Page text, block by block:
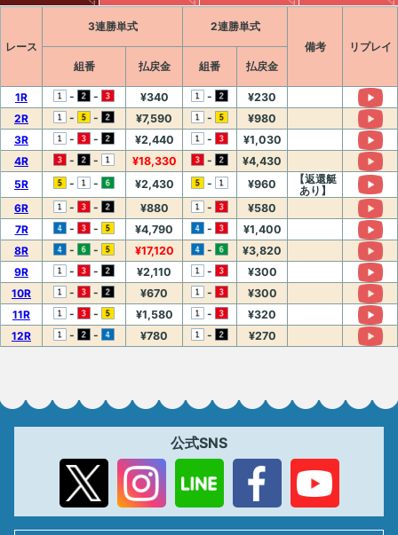
レース
3連勝単式
2連勝単式
備考
リプレイ
組番
払戻金 組番 払戻金
1R - - ¥340 -
¥230
2R
- - ¥7,590 -
¥980
3R
- - ¥2,440 -
¥1,030
4R
- - ¥18,330 -
¥4,430
5R
- - ¥2,430 - ¥960
【返還艇
あり】
6R
- - ¥880 -
¥580
7R
- - ¥4,790 -
¥1,400
8R
- - ¥17,120 -
¥3,820
9R
- - ¥2,110 -
¥300
10R
- - ¥670 -
¥300
11R
- - ¥1,580 -
¥320
12R
- - ¥780 - ¥270
公式SNS